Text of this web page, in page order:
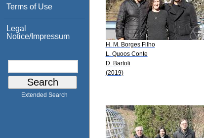
Terms of Use
Legal
Notice/Impressum
Extended Search
H. M. Borges Filho
L. Quoos Conte
D. Bartoli
(2019)